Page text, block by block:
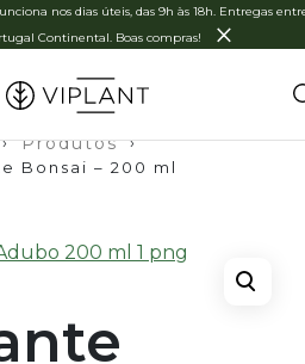
nos dias úteis, das 9h às 18h. Entregas
Continental. Boas compras!
×
› Produtos
›
Bonsai – 200 ml